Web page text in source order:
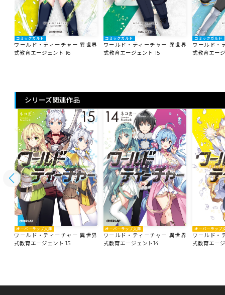
コミックガルド
ワールド・ティーチャー 異世界
式教育エージェント 16
コミックガルド
ワールド・ティーチャー 異世界
式教育エージェント 15
コミックガルド
ワールド・
式教育エー
シリーズ関連作品
オーバーラップ文庫
ワールド・ティーチャー 異世界
式教育エージェント 15
オーバーラップ文庫
ワールド・ティーチャー 異世界
式教育エージェント14
オーバーラップ
ワールド・
式教育エー